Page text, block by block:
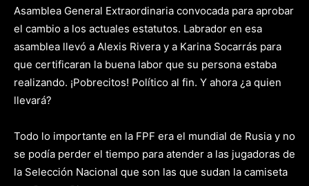
Asamblea General Extraordinaria convocada para aprobar
el cambio a los actuales estatutos. Labrador en esa
asamblea llevó a Alexis Rivera y a Karina Socarrás para
que certificaran la buena labor que su persona estaba
realizando. ¡Pobrecitos! Político al fin. Y ahora ¿a quien
llevará?
Todo lo importante en la FPF era el mundial de Rusia y no
se podía perder el tiempo para atender a las jugadoras de
la Selección Nacional que son las que sudan la camiseta